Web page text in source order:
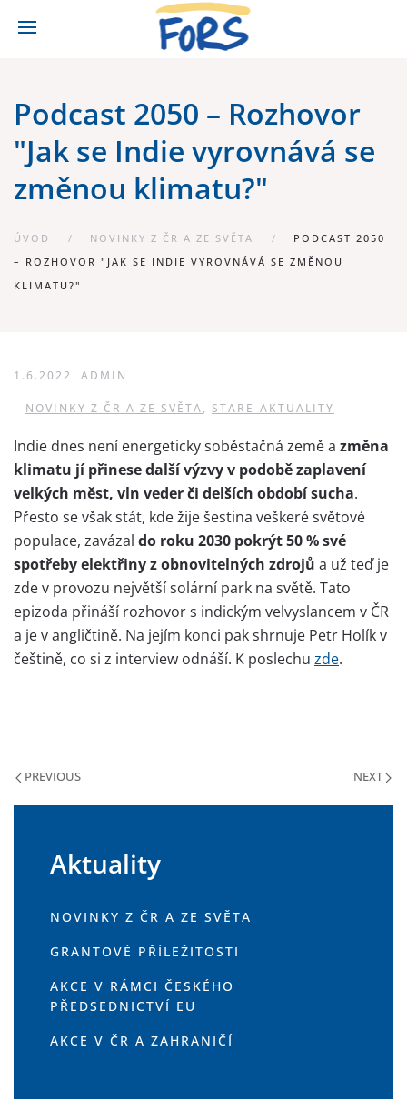
Podcast 2050 – Rozhovor
"Jak se Indie vyrovnává se
změnou klimatu?"
ÚVOD NOVINKY Z ČR A ZE SVĚTA
PODCAST 2050
– ROZHOVOR "JAK SE INDIE VYROVNÁVÁ SE ZMĚNOU
KLIMATU?"
1.6.2022 ADMIN
– NOVINKY Z ČR A ZE SVĚTA, STARE-AKTUALITY
Indie dnes není energeticky soběstačná země a změna
klimatu jí přinese další výzvy v podobě zaplavení
velkých měst, vln veder či delších období sucha.
Přesto se však stát, kde žije šestina veškeré světové
populace, zavázal do roku 2030 pokrýt 50 % své
spotřeby elektřiny z obnovitelných zdrojů a už teď je
zde v provozu největší solární park na světě. Tato
epizoda přináší rozhovor s indickým velvyslancem v ČR
a je v angličtině. Na jejím konci pak shrnuje Petr Holík v
češtině, co si z interview odnáší. K poslechu zde.
PREVIOUS NEXT
Aktuality
NOVINKY Z ČR A ZE SVĚTA
GRANTOVÉ PŘÍLEŽITOSTI
AKCE V RÁMCI ČESKÉHO
PŘEDSEDNICTVÍ EU
AKCE V ČR A ZAHRANIČÍ